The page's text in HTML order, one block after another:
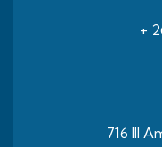
+
716 III